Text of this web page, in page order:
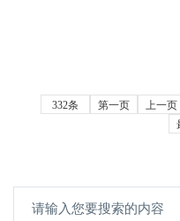
332条 第一页 上一页